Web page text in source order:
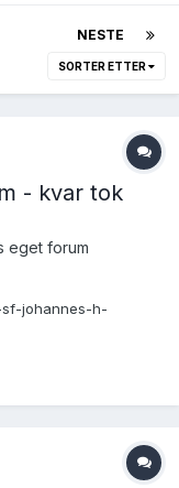
NESTE
SORTER ETTER
- kvar tok
eget forum
johannes-h-
kartlagt ennå;
??...